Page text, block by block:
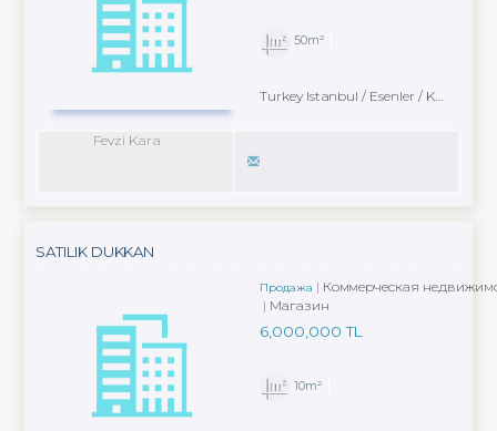
50m²
Turkey Istanbul / Esenler / Karabayır
Fevzi Kara
SATILIK DUKKAN
Продажа
Коммерческая
Магазин
6,000,000 TL
10m²